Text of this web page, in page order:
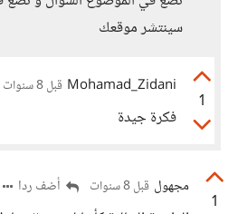
سينتشر موقعك
1
Mohamad_Zidani قبل 8 سنوات
فكرة جيدة
1
مجهول قبل 8 سنوات أضف ردا